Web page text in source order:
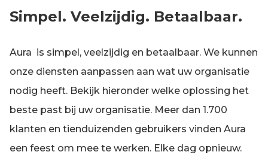
Simpel. Veelzijdig. Betaalbaar.
Aura is simpel, veelzijdig en betaalbaar. We kunnen
onze diensten aanpassen aan wat uw organisatie
nodig heeft. Bekijk hieronder welke oplossing het
beste past bij uw organisatie. Meer dan 1.700
klanten en tienduizenden gebruikers vinden Aura
een feest om mee te werken. Elke dag opnieuw.